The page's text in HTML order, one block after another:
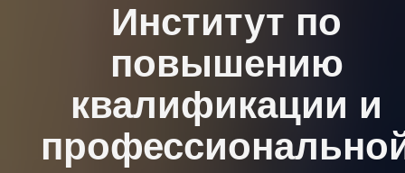
Институт по
повышению
квалификации и